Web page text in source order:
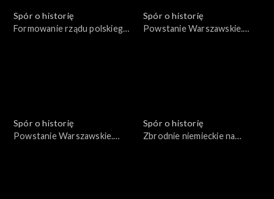
Spór o historię
Formowanie rządu polskiego
Spór o historię
Powstanie Warszawskie.
Spór o historię
Powstanie Warszawskie.
Spór o historię
Zbrodnie niemieckie na